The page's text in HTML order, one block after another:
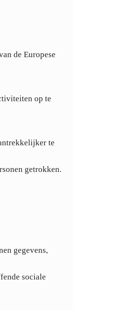
de Europese
op te
te
getrokken.
gegevens,
sociale